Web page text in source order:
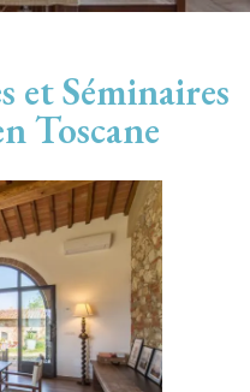
et Séminaires
Toscane